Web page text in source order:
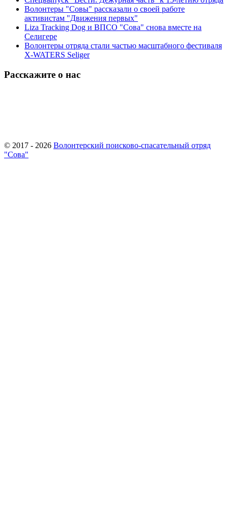
Волонтеры "Совы" рассказали о своей работе
активистам "Движения первых"
Liza Tracking Dog и ВПСО "Сова" снова вместе на
Селигере
Волонтеры отряда стали частью масштабного фестиваля
X-WATERS Seliger
Расскажите о нас
© 2017 - 2026 Волонтерский поисково-спасательный отряд
"Сова"